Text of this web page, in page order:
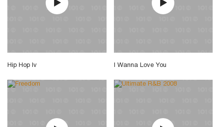
Hip Hop Iv I Wanna Love You